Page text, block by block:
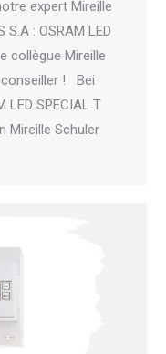
expert Mireille
: OSRAM LED
collègue Mireille
conseiller ! Bei
LED SPECIAL T
Mireille Schuler